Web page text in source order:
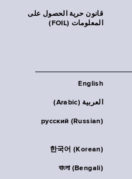
قانون حرية الحصول على
المعلومات (FOIL)
English
العربية (Arabic)
русский (Russian)
한국어 (Korean)
বাংলা (Bengali)